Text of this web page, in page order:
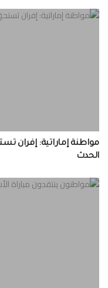
مواطنة إماراتية: إفران
الحدث